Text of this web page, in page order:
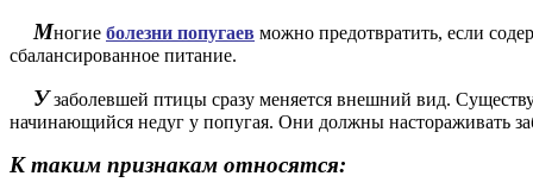
Многие болезни попугаев можно предотвратить, если
сбалансированное питание.
У заболевшей птицы сразу меняется внешний вид.
начинающийся недуг у попугая. Они должны настораживать
К таким признакам относятся: